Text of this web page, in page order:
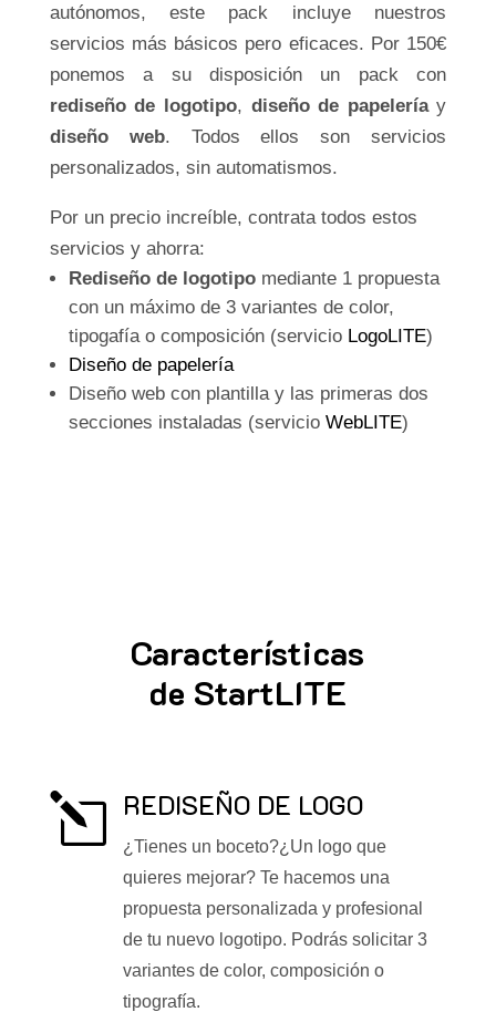
autónomos, este pack incluye nuestros
servicios más básicos pero eficaces. Por 150€
ponemos a su disposición un pack con
rediseño de logotipo, diseño de papeleríay
diseño web. Todos ellos son servicios
personalizados, sin automatismos.
Por un precio increíble, contrata todos estos
servicios y ahorra:
Rediseño de logotipomediante 1 propuesta
con un máximo de 3 variantes de color,
tipogafía o composición (servicio LogoLITE)
Diseño de papelería
Diseño web con plantilla y las primeras dos
secciones instaladas (servicio WebLITE)
Características
de StartLITE
l REDISEÑO DE LOGO
¿Tienes un boceto?¿Un logo que
quieres mejorar? Te hacemos una
propuesta personalizada y profesional
de tu nuevo logotipo. Podrás solicitar 3
variantes de color, composición o
tipografía.